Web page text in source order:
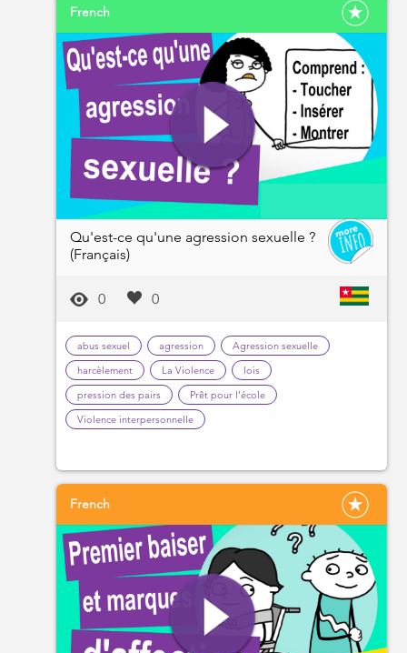
French
Qu'est-ce qu'une agression sexuelle ?
(Français)
0 0
abus sexuel agression
Agression sexuelle
harcèlement
La Violence
lois
pression des pairs
Prêt pour l'école
Violence interpersonnelle
French